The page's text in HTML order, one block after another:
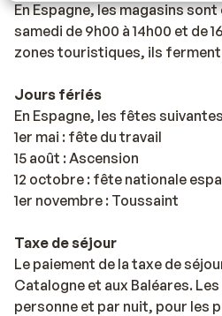
En Espagne, les magasins
samedi de 9h00 à 14h00 et de
zones touristiques, ils
Jours fériés
En Espagne, les fêtes
1er mai : fête du travail
15 août : Ascension
12 octobre : fête nationale
1er novembre : Toussaint
Taxe de séjour
Le paiement de la taxe de
Catalogne et aux Baléares.
personne et par nuit, pour les